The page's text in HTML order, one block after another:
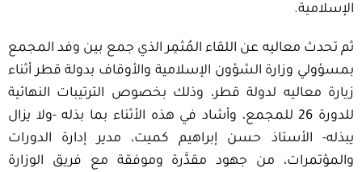
الإسلامية.
ثم تحدث معاليه عن اللقاء المُثمِر الذي جمع بين وفد المجمع
بمسؤولي وزارة الشؤون الإسلامية والأوقاف بدولة قطر أثناء
زيارة معاليه لدولة قطر، وذلك بخصوص الترتيبات النهائية
للدورة 26 للمجمع، وأشاد في هذه الأثناء بما بذله -ولا يزال
يبذله- الأستاذ حسن إبراهيم كميت، مدير إدارة الدورات
والمؤتمرات، من جهود مقدَّرة وموفقة مع فريق الوزارة